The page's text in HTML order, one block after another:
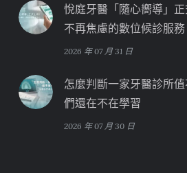
悅庭牙醫「隨心嚮導」
不再焦慮的數位候診服務
2026 年 07 月 31 日
怎麼判斷一家牙醫診所
們還在不在學習
2026 年 07 月 30 日